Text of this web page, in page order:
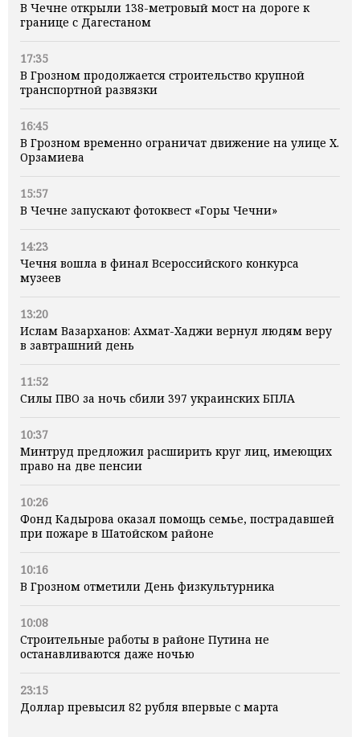
В Чечне открыли 138-метровый мост на дороге к
границе с Дагестаном
17:35
В Грозном продолжается строительство крупной
транспортной развязки
16:45
В Грозном временно ограничат движение на улице Х.
Орзамиева
15:57
В Чечне запускают фотоквест «Горы Чечни»
14:23
Чечня вошла в финал Всероссийского конкурса
музеев
13:20
Ислам Вазарханов: Ахмат-Хаджи вернул людям веру
в завтрашний день
11:52
Силы ПВО за ночь сбили 397 украинских БПЛА
10:37
Минтруд предложил расширить круг лиц, имеющих
право на две пенсии
10:26
Фонд Кадырова оказал помощь семье, пострадавшей
при пожаре в Шатойском районе
10:16
В Грозном отметили День физкультурника
10:08
Строительные работы в районе Путина не
останавливаются даже ночью
23:15
Доллар превысил 82 рубля впервые с марта